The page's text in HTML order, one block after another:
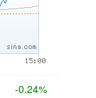
-0.24%